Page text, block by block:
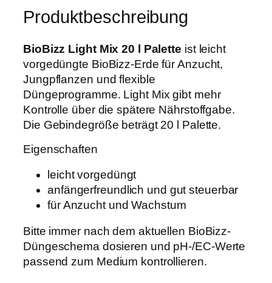
x
0
l
P
a
l
e
t
g
e
Produktbeschreibung
BioBizz Light Mix 20 l Palette ist leicht
vorgedüngte BioBizz-Erde für Anzucht,
Jungpflanzen und flexible
Düngeprogramme. Light Mix gibt mehr
Kontrolle über die spätere Nährstoffgabe.
Die Gebindegröße beträgt 20 l Palette.
Eigenschaften
leicht vorgedüngt
anfängerfreundlich und gut steuerbar
für Anzucht und Wachstum
Bitte immer nach dem aktuellen BioBizz-
Düngeschema dosieren und pH-/EC-Werte
passend zum Medium kontrollieren.